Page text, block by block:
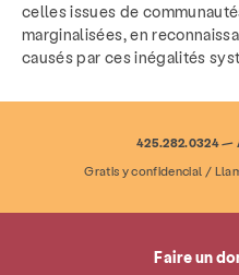
celles issues de
marginalisées, en
causés par ces inégalités
425.282.0324 —
Gratis y confidencial /
Faire un